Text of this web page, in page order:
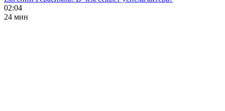
02:04
24 мин